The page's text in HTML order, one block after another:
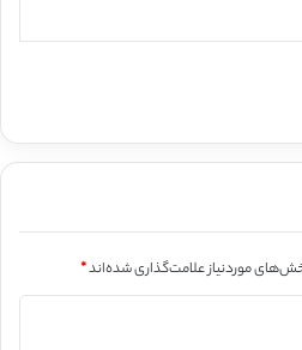
موردنیاز علامت‌گذاری شده‌اند*